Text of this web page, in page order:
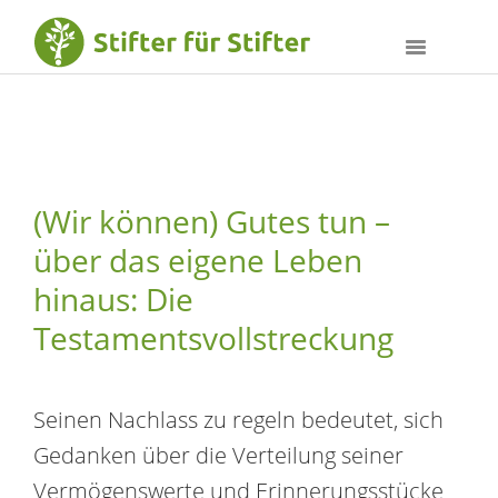
(Wir können) Gutes tun –
über das eigene Leben
hinaus: Die
Testamentsvollstreckung
Seinen Nachlass zu regeln bedeutet, sich
Gedanken über die Verteilung seiner
Vermögenswerte und Erinnerungsstücke